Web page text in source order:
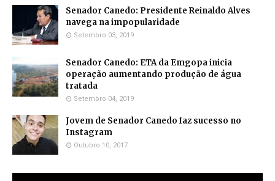
Senador Canedo: Presidente Reinaldo Alves
navega na impopularidade
Setembro 03, 2019
Senador Canedo: ETA da Emgopa inicia
operação aumentando produção de água
tratada
Setembro 04, 2019
Jovem de Senador Canedo faz sucesso no
Instagram
Outubro 10, 2017